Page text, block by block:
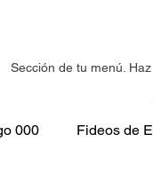
Sección de tu menú.
000
Fideos de